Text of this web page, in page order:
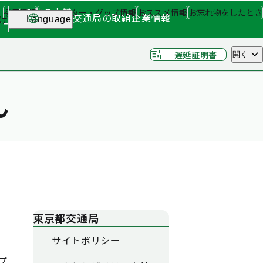
採用情報キャラクター・グッズ情報おススメ情報 お忘れ物をしたとき
Language
その他の事業
（関連事業）交通局の取組企業情報
遅延証明書 開く
東京都交通局
サイトポリシー